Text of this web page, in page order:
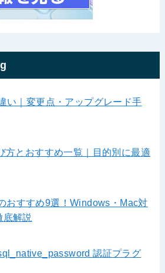
い｜変更点・アップグレード手
方とおすすめ一覧｜目的別に最適
おすすめ9選！Windows・Mac対
解説
認証プラグ